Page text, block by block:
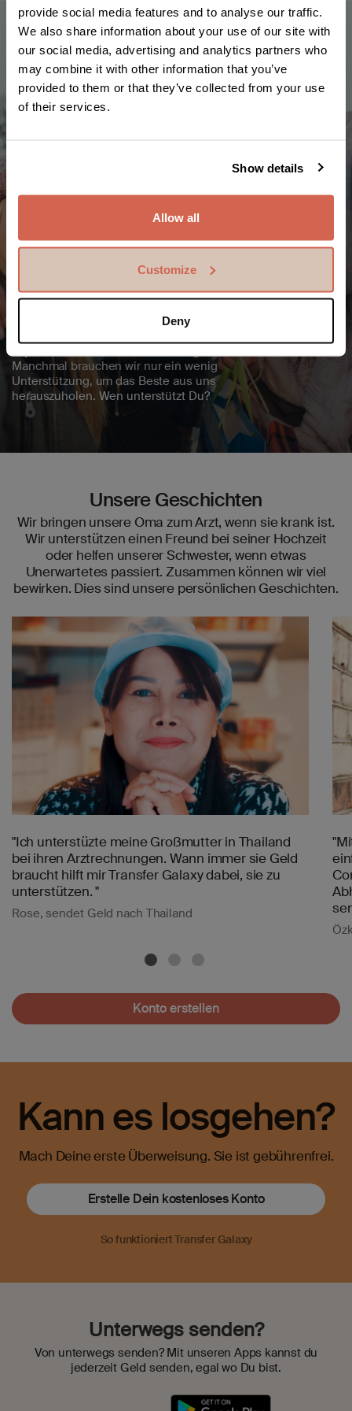
provide social media features and to analyse our traffic.
We also share information about your use of our site with
our social media, advertising and analytics partners who
may combine it with other information that you’ve
provided to them or that they’ve collected from your use
of their services.
Show details
Allow all
Customize
Deny
Unsere Welt hat keine Grenzen
Manchmal brauchen wir nur ein wenig
Unterstützung, um das Beste aus uns
herauszuholen. Wen unterstützt Du?
Unsere Geschichten
Wir bringen unsere Oma zum Arzt, wenn sie krank ist.
Wir unterstützen einen Freund bei seiner Hochzeit
oder helfen unserer Schwester, wenn etwas
Unerwartetes passiert. Zusammen können wir viel
bewirken. Dies sind unsere persönlichen Geschichten.
"Ich unterstüzte meine Großmutter in Thailand
bei ihren Arztrechnungen. Wann immer sie Geld
braucht hilft mir Transfer Galaxy dabei, sie zu
unterstützen. "
Rose, sendet Geld nach Thailand
Konto erstellen
Kann es losgehen?
Mach Deine erste Überweisung. Sie ist gebührenfrei.
Erstelle Dein kostenloses Konto
So funktioniert Transfer Galaxy
Unterwegs senden?
Von unterwegs senden? Mit unseren Apps kannst du
jederzeit Geld senden, egal wo Du bist.